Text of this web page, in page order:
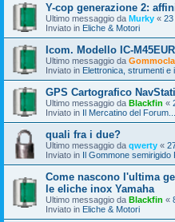
Y-cop generazione 2:
Ultimo messaggio da Murky « 23
Inviato in Eliche & Motori
Icom. Modello IC-
Ultimo messaggio da
Inviato in Elettronica, strumenti e
GPS Cartografico
Ultimo messaggio da Blackfin «
Inviato in Il Mercatino del
quali fra i due?
Ultimo messaggio da qwerty «
Inviato in Il Gommone semirigido
Come nascono l'ultima
le eliche inox Yamaha
Ultimo messaggio da Blackfin «
Inviato in Eliche & Motori